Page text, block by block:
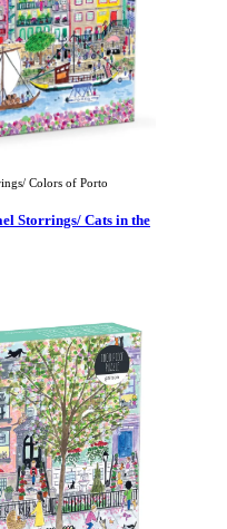
Colors of Porto
Storrings/ Cats in the